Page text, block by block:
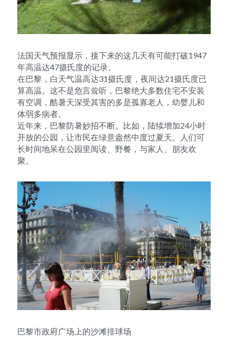
法国天气预报显示，接下来的这几天有可能打破1947
年高温达47摄氏度的记录。
在巴黎，白天气温高达31摄氏度，夜间达21摄氏度已
算高温。这不是危言耸听，巴黎绝大多数住宅不安装
有空调，酷暑天深受其害的多是孤寡老人，幼婴儿和
体弱多病者。
近年来，巴黎防暑妙招不断。比如，陆续增加24小时
开放的公园，让市民在绿意盎然中度过夏天。人们可
长时间地呆在公园里阅读、野餐，与家人、朋友欢
聚。
巴黎市政府广场上的沙滩排球场